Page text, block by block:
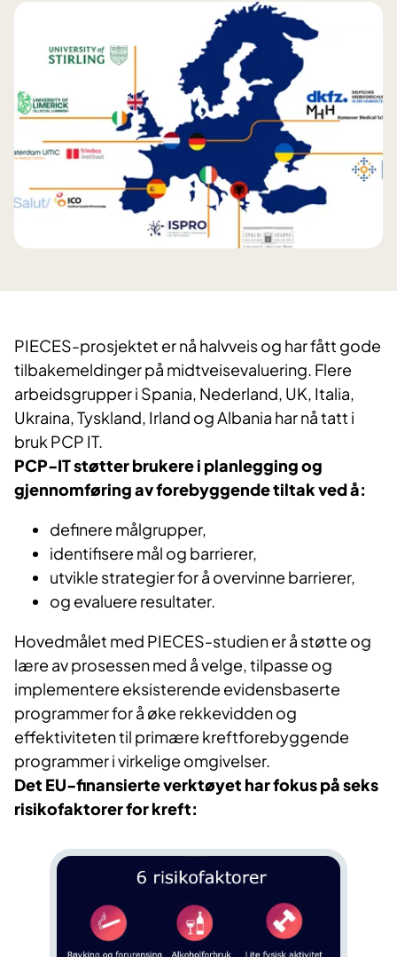
PIECES-prosjektet er nå halvveis og har fått gode
tilbakemeldinger på midtveisevaluering. Flere
arbeidsgrupper i Spania, Nederland, UK, Italia,
Ukraina, Tyskland, Irland og Albania har nå tatt i
bruk PCP IT.
PCP-IT støtter brukere i planlegging og
gjennomføring av forebyggende tiltak ved å:
definere målgrupper,
identifisere mål og barrierer,
utvikle strategier for å overvinne barrierer,
og evaluere resultater.
Hovedmålet med PIECES-studien er å støtte og
lære av prosessen med å velge, tilpasse og
implementere eksisterende evidensbaserte
programmer for å øke rekkevidden og
effektiviteten til primære kreftforebyggende
programmer i virkelige omgivelser.
Det EU-finansierte verktøyet har fokus på seks
risikofaktorer for kreft: